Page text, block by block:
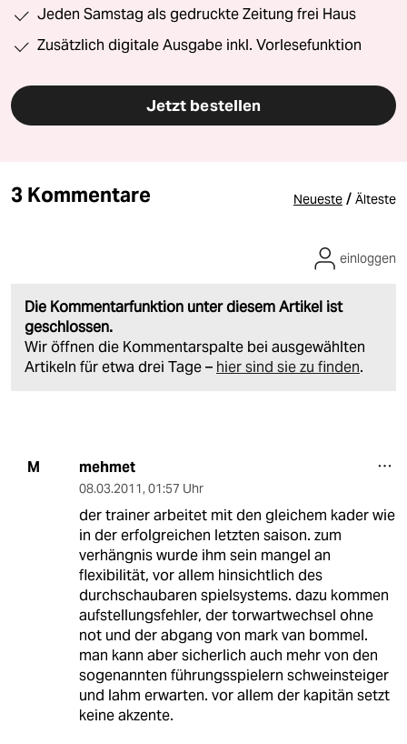
Jeden Samstag als gedruckte Zeitung frei Haus
Zusätzlich digitale Ausgabe inkl. Vorlesefunktion
Jetzt bestellen
3 Kommentare Neueste / Älteste
Die Kommentarfunktion unter diesem Artikel ist
geschlossen.
Wir öffnen die Kommentarspalte bei ausgewählten
Artikeln für etwa drei Tage – hier sind sie zu finden.
einloggen
M mehmet
08.03.2011, 01:57 Uhr
der trainer arbeitet mit den gleichem kader wie
in der erfolgreichen letzten saison. zum
verhängnis wurde ihm sein mangel an
flexibilität, vor allem hinsichtlich des
durchschaubaren spielsystems. dazu kommen
aufstellungsfehler, der torwartwechsel ohne
not und der abgang von mark van bommel.
man kann aber sicherlich auch mehr von den
sogenannten führungsspielern schweinsteiger
und lahm erwarten. vor allem der kapitän setzt
keine akzente.